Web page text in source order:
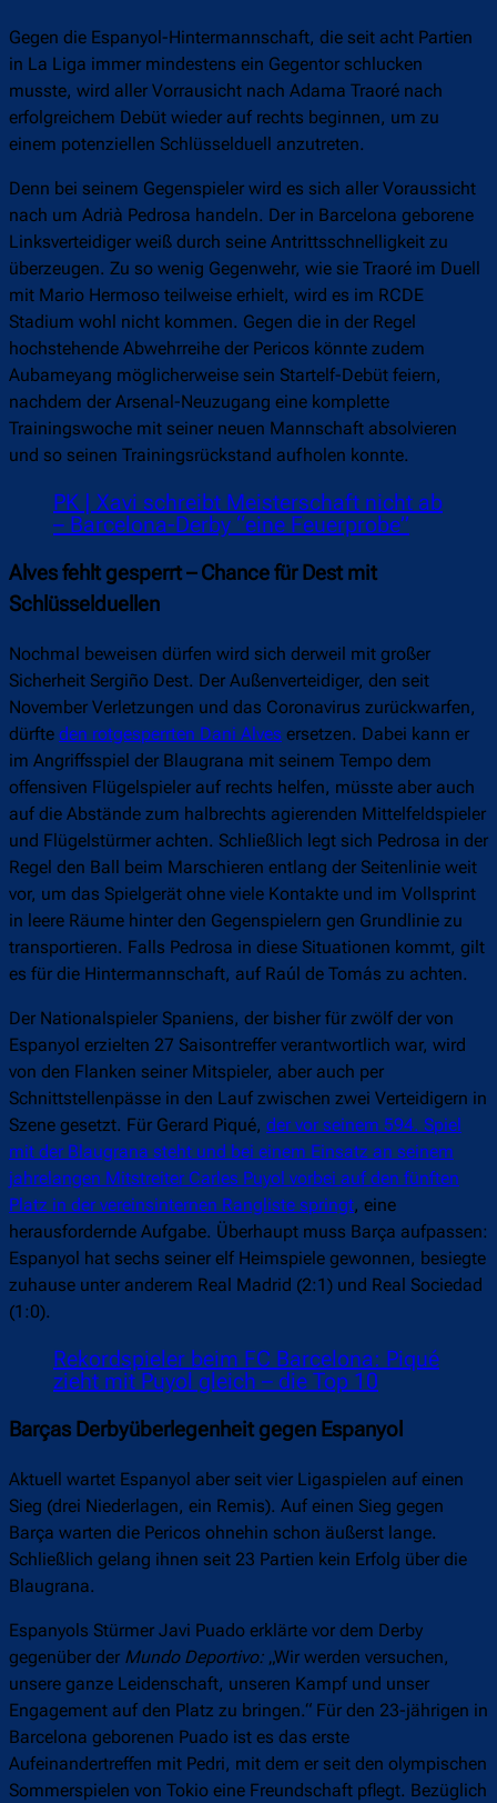
Gegen die Espanyol-Hintermannschaft, die seit acht Partien
in La Liga immer mindestens ein Gegentor schlucken
musste, wird aller Vorrausicht nach Adama Traoré nach
erfolgreichem Debüt wieder auf rechts beginnen, um zu
einem potenziellen Schlüsselduell anzutreten.
Denn bei seinem Gegenspieler wird es sich aller Voraussicht
nach um Adrià Pedrosa handeln. Der in Barcelona geborene
Linksverteidiger weiß durch seine Antrittsschnelligkeit zu
überzeugen. Zu so wenig Gegenwehr, wie sie Traoré im Duell
mit Mario Hermoso teilweise erhielt, wird es im RCDE
Stadium wohl nicht kommen. Gegen die in der Regel
hochstehende Abwehrreihe der Pericos könnte zudem
Aubameyang möglicherweise sein Startelf-Debüt feiern,
nachdem der Arsenal-Neuzugang eine komplette
Trainingswoche mit seiner neuen Mannschaft absolvieren
und so seinen Trainingsrückstand aufholen konnte.
PK | Xavi schreibt Meisterschaft nicht ab
– Barcelona-Derby “eine Feuerprobe”
Alves fehlt gesperrt – Chance für Dest mit
Schlüsselduellen
Nochmal beweisen dürfen wird sich derweil mit großer
Sicherheit Sergiño Dest. Der Außenverteidiger, den seit
November Verletzungen und das Coronavirus zurückwarfen,
dürfte den rotgesperrten Dani Alves ersetzen. Dabei kann er
im Angriffsspiel der Blaugrana mit seinem Tempo dem
offensiven Flügelspieler auf rechts helfen, müsste aber auch
auf die Abstände zum halbrechts agierenden Mittelfeldspieler
und Flügelstürmer achten. Schließlich legt sich Pedrosa in der
Regel den Ball beim Marschieren entlang der Seitenlinie weit
vor, um das Spielgerät ohne viele Kontakte und im Vollsprint
in leere Räume hinter den Gegenspielern gen Grundlinie zu
transportieren. Falls Pedrosa in diese Situationen kommt, gilt
es für die Hintermannschaft, auf Raúl de Tomás zu achten.
Der Nationalspieler Spaniens, der bisher für zwölf der von
Espanyol erzielten 27 Saisontreffer verantwortlich war, wird
von den Flanken seiner Mitspieler, aber auch per
Schnittstellenpässe in den Lauf zwischen zwei Verteidigern in
Szene gesetzt. Für Gerard Piqué, der vor seinem 594. Spiel
mit der Blaugrana steht und bei einem Einsatz an seinem
jahrelangen Mitstreiter Carles Puyol vorbei auf den fünften
Platz in der vereinsinternen Rangliste springt, eine
herausfordernde Aufgabe. Überhaupt muss Barça aufpassen:
Espanyol hat sechs seiner elf Heimspiele gewonnen, besiegte
zuhause unter anderem Real Madrid (2:1) und Real Sociedad
(1:0).
Rekordspieler beim FC Barcelona: Piqué
zieht mit Puyol gleich – die Top 10
Barças Derbyüberlegenheit gegen Espanyol
Aktuell wartet Espanyol aber seit vier Ligaspielen auf einen
Sieg (drei Niederlagen, ein Remis). Auf einen Sieg gegen
Barça warten die Pericos ohnehin schon äußerst lange.
Schließlich gelang ihnen seit 23 Partien kein Erfolg über die
Blaugrana.
Espanyols Stürmer Javi Puado erklärte vor dem Derby
gegenüber der Mundo Deportivo: „Wir werden versuchen,
unsere ganze Leidenschaft, unseren Kampf und unser
Engagement auf den Platz zu bringen.“ Für den 23-jährigen in
Barcelona geborenen Puado ist es das erste
Aufeinandertreffen mit Pedri, mit dem er seit den olympischen
Sommerspielen von Tokio eine Freundschaft pflegt. Bezüglich